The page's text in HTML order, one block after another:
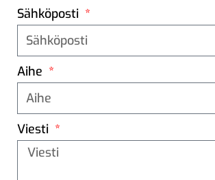
Sähköposti
Aihe
Viesti